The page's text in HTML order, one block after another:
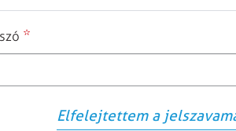
*
Elfelejtettem a